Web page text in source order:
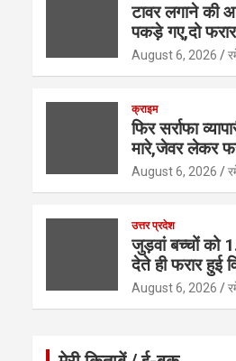
टावर लगाने की
पकड़े गए,दो फरार
August 6, 2026
क्राइम
फिर सर्राफा
मारे,जेवर लेकर
August 6, 2026
उत्तर प्रदेश
जुड़वां बच्चों को
देते ही फरार हुई
August 6, 2026